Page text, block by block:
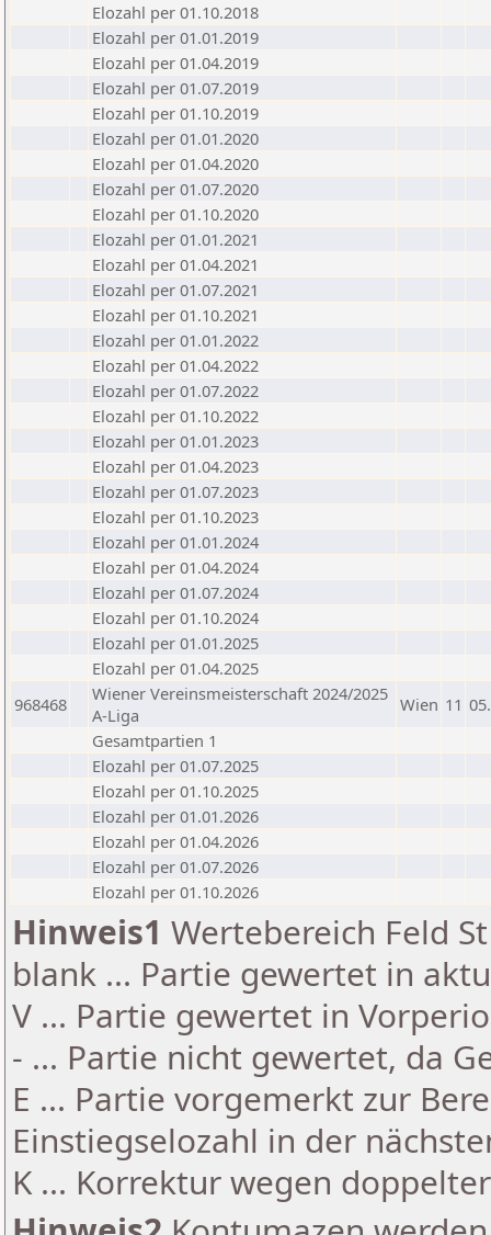
Elozahl per 01.10.2018
Elozahl per 01.01.2019
Elozahl per 01.04.2019
Elozahl per 01.07.2019
Elozahl per 01.10.2019
Elozahl per 01.01.2020
Elozahl per 01.04.2020
Elozahl per 01.07.2020
Elozahl per 01.10.2020
Elozahl per 01.01.2021
Elozahl per 01.04.2021
Elozahl per 01.07.2021
Elozahl per 01.10.2021
Elozahl per 01.01.2022
Elozahl per 01.04.2022
Elozahl per 01.07.2022
Elozahl per 01.10.2022
Elozahl per 01.01.2023
Elozahl per 01.04.2023
Elozahl per 01.07.2023
Elozahl per 01.10.2023
Elozahl per 01.01.2024
Elozahl per 01.04.2024
Elozahl per 01.07.2024
Elozahl per 01.10.2024
Elozahl per 01.01.2025
Elozahl per 01.04.2025
968468
Wiener Vereinsmeisterschaft 2024/2025
A-Liga
Wien 11
Gesamtpartien 1
Elozahl per 01.07.2025
Elozahl per 01.10.2025
Elozahl per 01.01.2026
Elozahl per 01.04.2026
Elozahl per 01.07.2026
Elozahl per 01.10.2026
Hinweis1 Wertebereich Feld
blank ... Partie gewertet in
V ... Partie gewertet in
- ... Partie nicht gewertet, da
E ... Partie vorgemerkt zur
Einstiegselozahl in der
K ... Korrektur wegen